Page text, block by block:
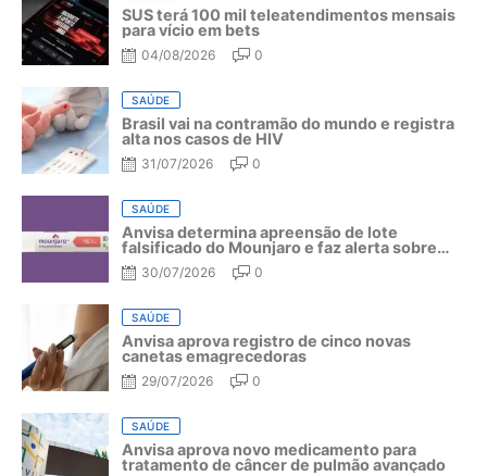
SUS terá 100 mil teleatendimentos mensais
para vício em bets
04/08/2026 0
SAÚDE
Brasil vai na contramão do mundo e registra
alta nos casos de HIV
31/07/2026 0
SAÚDE
Anvisa determina apreensão de lote
falsificado do Mounjaro e faz alerta sobre
riscos do medicamento
30/07/2026 0
SAÚDE
Anvisa aprova registro de cinco novas
canetas emagrecedoras
29/07/2026 0
SAÚDE
Anvisa aprova novo medicamento para
tratamento de câncer de pulmão avançado